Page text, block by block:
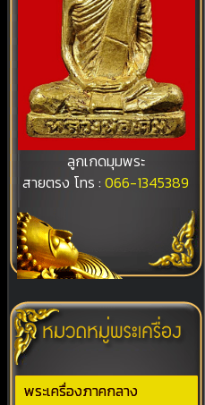
ลูกเกดมุมพระ
สายตรง โทร :066-1345389
พระเครื่องภาคกลาง